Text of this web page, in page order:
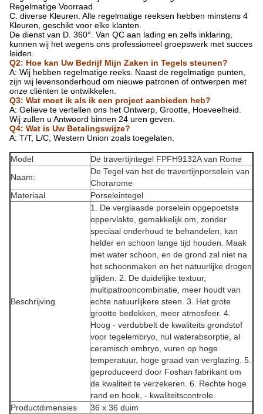
Regelmatige Voorraad.
C. diverse Kleuren. Alle regelmatige reeksen hebben minstens 4
Kleuren, geschikt voor elke klanten.
De dienst van D. 360°. Van QC aan lading en zelfs inklaring,
kunnen wij het wegens ons professioneel groepswerk met succes
leiden.
Q2: Hoe kan Uw Bedrijf Mijn Zaken in Tegels steunen?
A: Wij hebben regelmatige reeks. Naast de regelmatige punten,
zijn wij levensonderhoud om nieuwe patronen of ontwerpen met
onze cliënten te ontwikkelen.
Q3: Wat moet ik als ik een project aanbieden heb?
A: Gelieve te vertellen ons het Ontwerp, Grootte, Hoeveelheid.
Wij zullen u Antwoord binnen 24 uren geven.
Q4: Wat is Uw Betalingswijze?
A: T/T, L/C, Western Union zoals toegelaten.
Model
De travertijntegel FPFH9132A van Rome
Naam:
De Tegel van het de travertijnporselein van
Chorarome
Materiaal
Porseleintegel
Beschrijving
1. De verglaasde porselein opgepoetste
oppervlakte, gemakkelijk om, zonder
speciaal onderhoud te behandelen, kan
helder en schoon lange tijd houden. Maak
met water schoon, en de grond zal niet na
het schoonmaken en het natuurlijke drogen
glijden. 2. De duidelijke textuur,
multipatrooncombinatie, meer houdt van
echte natuurlijkere steen. 3. Het grote
grootte bedekken, meer atmosfeer. 4.
Hoog - verdubbelt de kwaliteits grondstof
voor tegelembryo, nul waterabsorptie, al
ceramisch embryo, vuren op hoge
temperatuur, hoge graad van verglazing. 5.
geproduceerd door Foshan fabrikant om
de kwaliteit te verzekeren. 6. Rechte hoge
rand en hoek, - kwaliteitscontrole.
Productdimensies
36 x 36 duim